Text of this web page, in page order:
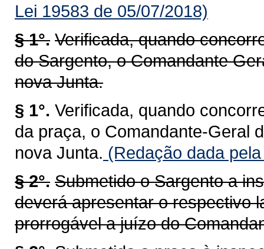
Lei 19583 de 05/07/2018)
§ 1°. Verificada, quando
do Sargento, o Comandante
nova Junta.
§ 1°. Verificada, quando
da praça, o Comandante-Geral
nova Junta. (Redação dada
§ 2°. Submetido o Sargento a
deverá apresentar o respectivo
prorrogável a juízo do